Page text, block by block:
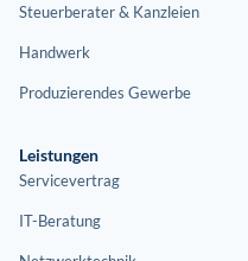
Steuerberater & Kanzleien
Handwerk
Produzierendes Gewerbe
Leistungen
Servicevertrag
IT-Beratung